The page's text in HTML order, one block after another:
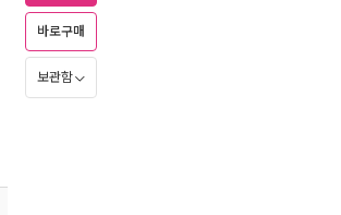
바로구매
보관함